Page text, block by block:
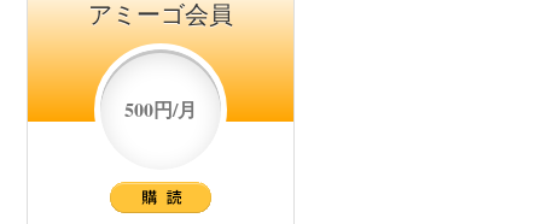
アミーゴ会員
500円/月